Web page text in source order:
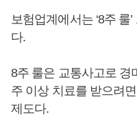
보험업계에서는 ‘8주 룰
다.
8주 룰은 교통사고로 경
주 이상 치료를 받으려
제도다.